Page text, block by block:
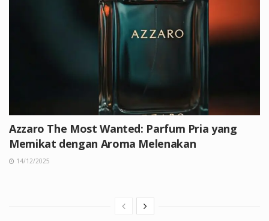
Azzaro The Most Wanted: Parfum Pria yang
Memikat dengan Aroma Melenakan
14/12/2025